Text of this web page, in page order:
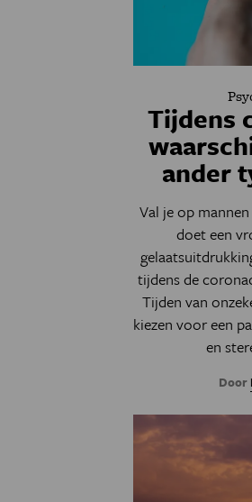
Tijdens
ander
Val je op
doet een
tijdens de
Tijden van
kiezen voor een
en
Door